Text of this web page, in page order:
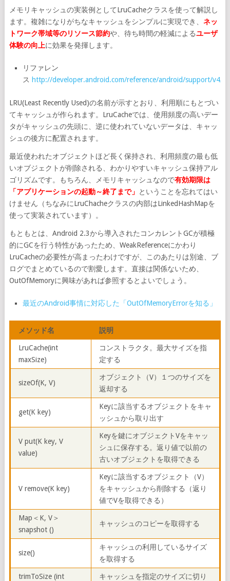
メモリキャッシュの実装例としてLruCacheクラスを使って解説し
ます。複雑になりがちなキャッシュをシンプルに実現でき、 ネッ
トワーク帯域等のリソース節約や、待ち時間の軽減によるユーザ
体験の向上に効果を発揮します。
リファレン
ス http://developer.android.com/reference/android/support/v4/
LRU(Least Recently Used)の名前が示すとおり、利用順にもとづい
てキャッシュが作られます。LruCacheでは、使用頻度の高いデー
タがキャッシュの先頭に、逆に使われていないデータは、キャッ
シュの後方に配置されます。
最近使われたオブジェクトほど長く保持され、利用頻度の最も低
いオブジェクトが削除される、わかりやすいキャッシュ保持アル
ゴリズムです。もちろん、メモリキャッシュなので有効期限は
「アプリケーションの起動～終了まで」 ということを忘れてはい
けません（ちなみにLruChacheクラスの内部はLinkedHashMapを
使って実装されています）。
もともとは、Android 2.3から導入されたコンカレントGCが積極
的にGCを行う特性があったため、WeakReferenceにかわり
LruCacheの必要性が高まったわけですが、このあたりは別途、ブ
ログでまとめているので割愛します。直接は関係ないため、
OutOfMemoryに興味があれば参照するとよいでしょう。
最近のAndroid事情に対応した「OutOfMemoryErrorを知る」
メソッド名 説明
LruCache(int
maxSize)
コンストラクタ。最大サイズを指
定する
sizeOf(K, V)
オブジェクト（V）１つのサイズを
返却する
get(K key)
Keyに該当するオブジェクトをキャ
ッシュから取り出す
V put(K key, V
value)
Keyを鍵にオブジェクトVをキャッ
シュに保存する。返り値で以前の
古いオブジェクトを取得できる
V remove(K key)
Keyに該当するオブジェクト（V）
をキャッシュから削除する（返り
値でVを取得できる）
Map＜K, V＞
snapshot ()
キャッシュのコピーを取得する
size()
キャッシュの利用しているサイズ
を取得する
trimToSize (int
キャッシュを指定のサイズに切り